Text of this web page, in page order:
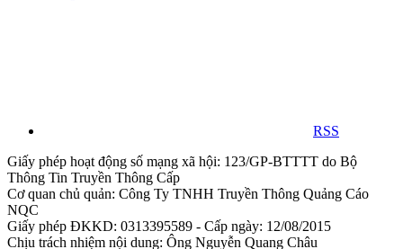
RSS
Giấy phép hoạt động số mạng xã hội: 123/GP-BTTTT do Bộ
Thông Tin Truyền Thông Cấp
Cơ quan chủ quản: Công Ty TNHH Truyền Thông Quảng Cáo
NQC
Giấy phép ĐKKD: 0313395589 - Cấp ngày: 12/08/2015
Chịu trách nhiệm nội dung: Ông Nguyễn Quang Châu